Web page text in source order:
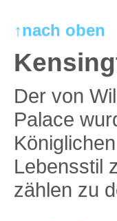
↑nach oben
Der von
Palace
Lebensstil
zählen zu